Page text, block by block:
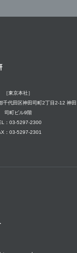
［東京本社］
千代田区神田司町2丁目2-12 神田
司町ビル9階
：03-5297-2300
：03-5297-2301